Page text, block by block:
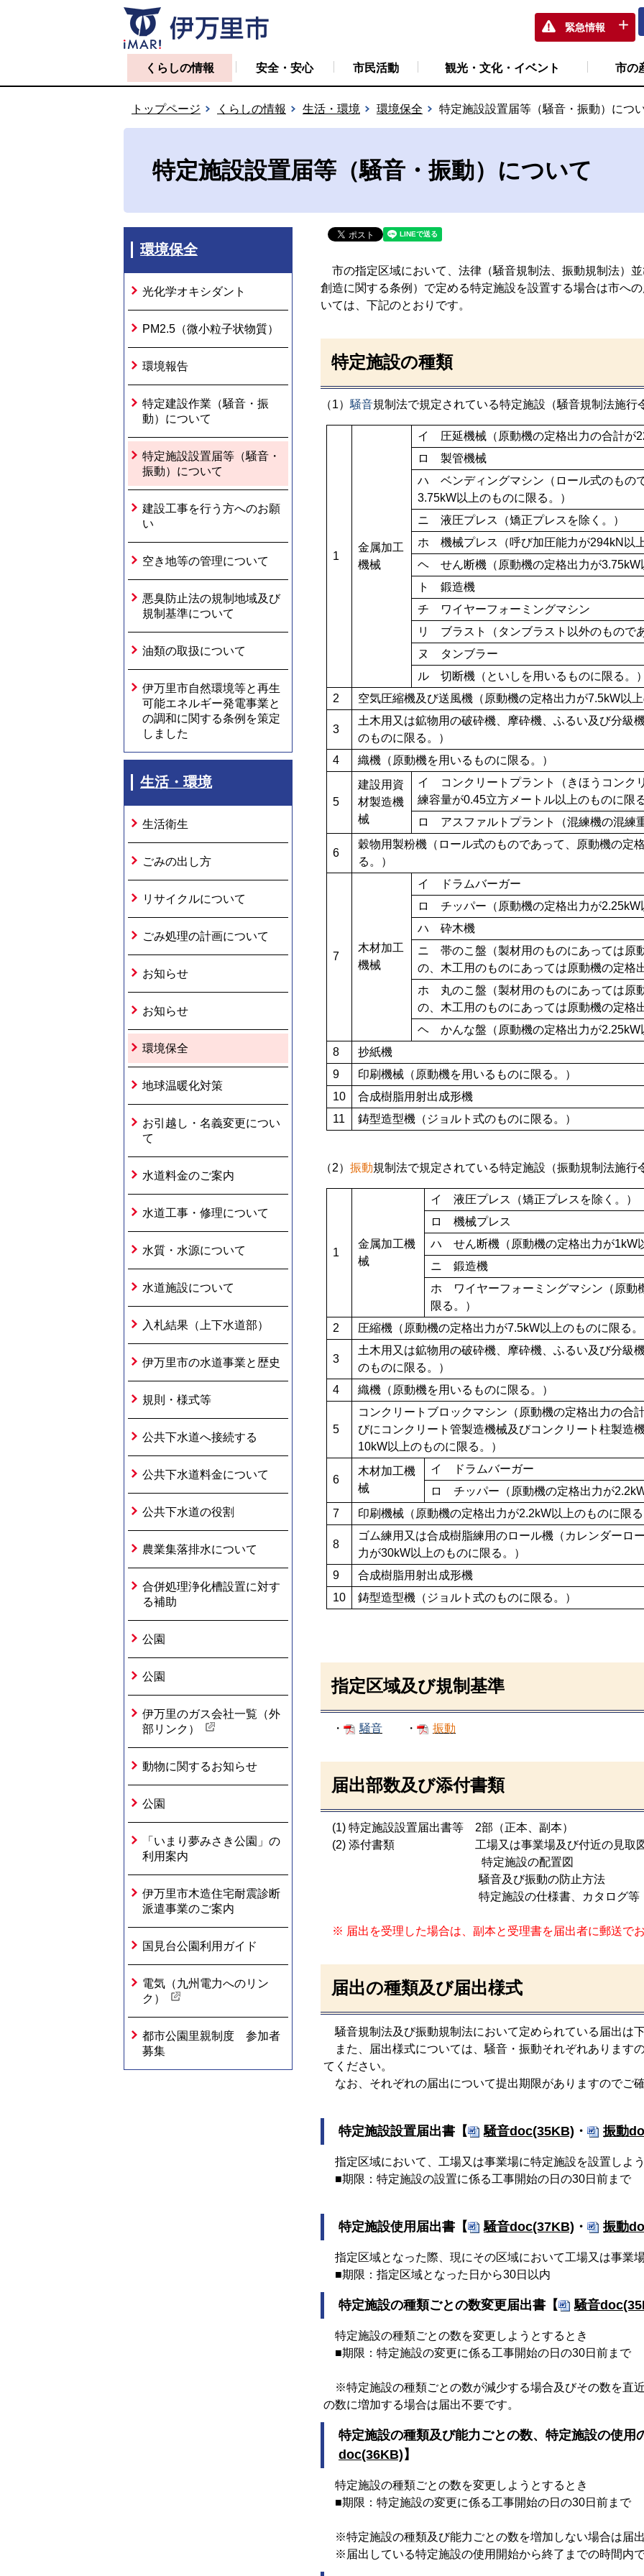
緊急情報
くらしの情報 安全・安心 市民活動 観光・文化・イベント 市の
トップページ くらしの情報 生活・環境 環境保全 特定施設設置届等（騒音・振動）につ
特定施設設置届等（騒音・振動）について
環境保全
光化学オキシダント
PM2.5（微小粒子状物質）
環境報告
特定建設作業（騒音・振
動）について
特定施設設置届等（騒音・
振動）について
建設工事を行う方へのお願
い
空き地等の管理について
悪臭防止法の規制地域及び
規制基準について
油類の取扱について
伊万里市自然環境等と再生
可能エネルギー発電事業と
の調和に関する条例を策定
しました
生活・環境
生活衛生
ごみの出し方
リサイクルについて
ごみ処理の計画について
お知らせ
お知らせ
環境保全
地球温暖化対策
お引越し・名義変更につい
て
水道料金のご案内
水道工事・修理について
水質・水源について
水道施設について
入札結果（上下水道部）
伊万里市の水道事業と歴史
規則・様式等
公共下水道へ接続する
公共下水道料金について
公共下水道の役割
農業集落排水について
合併処理浄化槽設置に対す
る補助
公園
公園
伊万里のガス会社一覧（外
部リンク）
動物に関するお知らせ
公園
「いまり夢みさき公園」の
利用案内
伊万里市木造住宅耐震診断
派遣事業のご案内
国見台公園利用ガイド
電気（九州電力へのリン
ク）
都市公園里親制度 参加者
募集
市の指定区域において、法律（騒音規制法、振動規制法）
創造に関する条例）で定める特定施設を設置する場合は市へ
いては、下記のとおりです。
特定施設の種類
（1） 騒音規制法で規定されている特定施設（騒音規制法施行
1
金属加工
機械
イ 圧延機械（原動機の定格出力の合計が
ロ 製管機械
ハ ベンディングマシン（ロール式のもの
3.75kW以上のものに限る。）
ニ 液圧プレス（矯正プレスを除く。）
ホ 機械プレス（呼び加圧能力が294kN以
ヘ せん断機（原動機の定格出力が3.75kW
ト 鍛造機
チ ワイヤーフォーミングマシン
リ ブラスト（タンブラスト以外のもので
ヌ タンブラー
ル 切断機（といしを用いるものに限る。）
2
空気圧縮機及び送風機（原動機の定格出力が7.5kW以上
3
土木用又は鉱物用の破砕機、摩砕機、ふるい及び分級
のものに限る。）
4
織機（原動機を用いるものに限る。）
5
建設用資
材製造機
械
イ コンクリートプラント（きほうコンク
練容量が0.45立方メートル以上のものに限る
ロ アスファルトプラント（混練機の混練
6
穀物用製粉機（ロール式のものであって、原動機の定
る。）
7
木材加工
機械
イ ドラムバーガー
ロ チッパー（原動機の定格出力が2.25kW
ハ 砕木機
ニ 帯のこ盤（製材用のものにあっては原
の、木工用のものにあっては原動機の定格
ホ 丸のこ盤（製材用のものにあっては原
の、木工用のものにあっては原動機の定格
ヘ かんな盤（原動機の定格出力が2.25kW
8
抄紙機
9
印刷機械（原動機を用いるものに限る。）
10
合成樹脂用射出成形機
11
鋳型造型機（ジョルト式のものに限る。）
（2） 振動規制法で規定されている特定施設（振動規制法施行
1
金属加工機
械
イ 液圧プレス（矯正プレスを除く。）
ロ 機械プレス
ハ せん断機（原動機の定格出力が1kW
ニ 鍛造機
ホ ワイヤーフォーミングマシン（原動
限る。）
2
圧縮機（原動機の定格出力が7.5kW以上のものに限る。
3
土木用又は鉱物用の破砕機、摩砕機、ふるい及び分級
のものに限る。）
4
織機（原動機を用いるものに限る。）
5
コンクリートブロックマシン（原動機の定格出力の合
びにコンクリート管製造機械及びコンクリート柱製造
10kW以上のものに限る。）
6
木材加工機
械
イ ドラムバーガー
ロ チッパー（原動機の定格出力が
7
印刷機械（原動機の定格出力が2.2kW以上のものに限る
8
ゴム練用又は合成樹脂練用のロール機（カレンダーロ
力が30kW以上のものに限る。）
9
合成樹脂用射出成形機
10
鋳型造型機（ジョルト式のものに限る。）
指定区域及び規制基準
・ 騒音 ・ 振動
届出部数及び添付書類
(1) 特定施設設置届出書等 2部（正本、副本）
(2) 添付書類 工場又は事業場及び付近の見取
特定施設の配置図
騒音及び振動の防止方法
特定施設の仕様書、カタログ等
※ 届出を受理した場合は、副本と受理書を届出者に郵送でお
届出の種類及び届出様式
騒音規制法及び振動規制法において定められている届出は下
また、届出様式については、騒音・振動それぞれありま
てください。
なお、それぞれの届出について提出期限がありますのでご確
特定施設設置届出書【 騒音doc(35KB) ・ 振動
指定区域において、工場又は事業場に特定施設を設置しよ
■期限：特定施設の設置に係る工事開始の日の30日前まで
特定施設使用届出書【 騒音doc(37KB) ・ 振動
指定区域となった際、現にその区域において工場又は事業
■期限：指定区域となった日から30日以内
特定施設の種類ごとの数変更届出書【 騒音
特定施設の種類ごとの数を変更しようとするとき
■期限：特定施設の変更に係る工事開始の日の30日前まで
※特定施設の種類ごとの数が減少する場合及びその数を直
の数に増加する場合は届出不要です。
特定施設の種類及び能力ごとの数、特定施設の使用
doc(36KB) 】
特定施設の種類ごとの数を変更しようとするとき
■期限：特定施設の変更に係る工事開始の日の30日前まで
※特定施設の種類及び能力ごとの数を増加しない場合は届出
※届出している特定施設の使用開始から終了までの時間内で